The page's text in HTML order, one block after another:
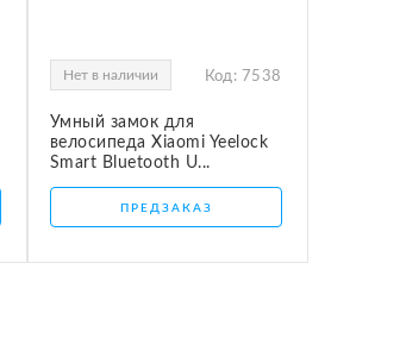
Нет в наличии Код: 7538
Умный замок для
велосипеда Xiaomi Yeelock
Smart Bluetooth U...
ПРЕДЗАКАЗ